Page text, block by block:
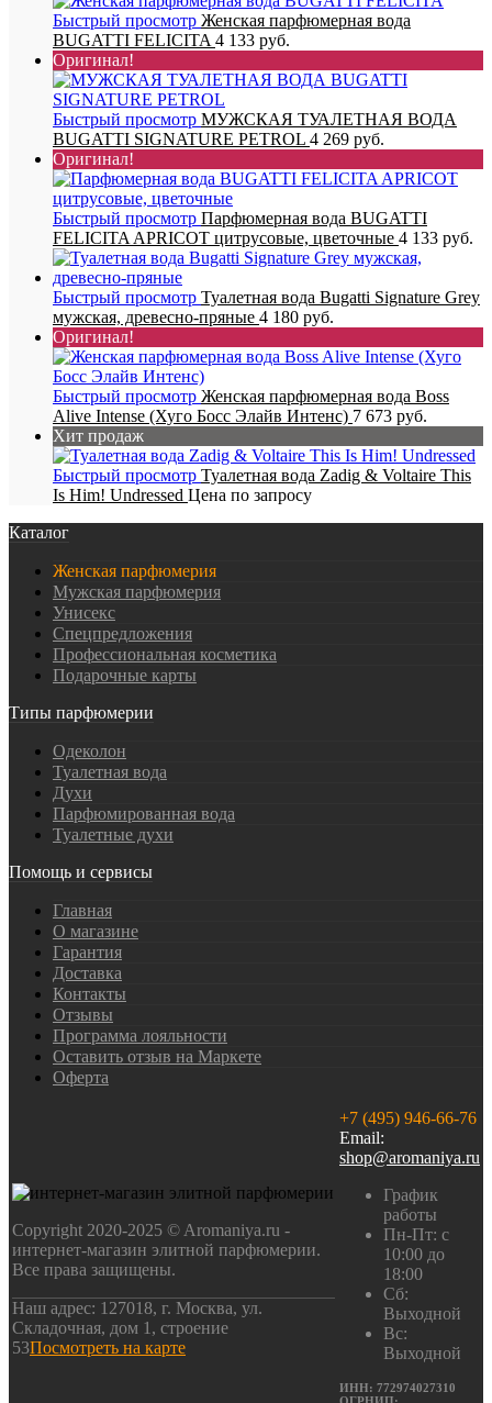
Быстрый просмотр Женская парфюмерная вода
BUGATTI FELICITA 4 133 руб.
Оригинал!
Быстрый просмотр МУЖСКАЯ ТУАЛЕТНАЯ ВОДА
BUGATTI SIGNATURE PETROL 4 269 руб.
Оригинал!
Быстрый просмотр Парфюмерная вода BUGATTI
FELICITA APRICOT цитрусовые, цветочные 4 133 руб.
Быстрый просмотр Туалетная вода Bugatti Signature Grey
мужская, древесно-пряные 4 180 руб.
Оригинал!
Быстрый просмотр Женская парфюмерная вода Boss
Alive Intense (Хуго Босс Элайв Интенс) 7 673 руб.
Хит продаж
Быстрый просмотр Туалетная вода Zadig & Voltaire This
Is Him! Undressed Цена по запросу
Каталог
Женская парфюмерия
Мужская парфюмерия
Унисекс
Спецпредложения
Профессиональная косметика
Подарочные карты
Типы парфюмерии
Одеколон
Туалетная вода
Духи
Парфюмированная вода
Туалетные духи
Помощь и сервисы
Главная
О магазине
Гарантия
Доставка
Контакты
Отзывы
Программа лояльности
Оставить отзыв на Маркете
Оферта
Copyright 2020-2025 © Aromaniya.ru -
интернет-магазин элитной парфюмерии.
Все права защищены.
Наш адрес: 127018, г. Москва, ул.
Складочная, дом 1, строение
53Посмотреть на карте
+7 (495) 946-66-76
Email:
shop@aromaniya.ru
График
работы
Пн-Пт: с
10:00 до
18:00
Сб:
Выходной
Вс:
Выходной
ИНН: 772974027310